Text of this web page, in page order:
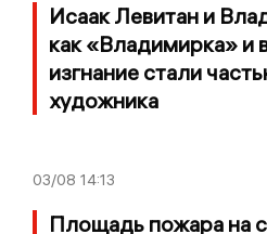
Исаак Левитан и
как «Владимирка» и
изгнание стали
художника
03/08 14:13
Площадь пожара на